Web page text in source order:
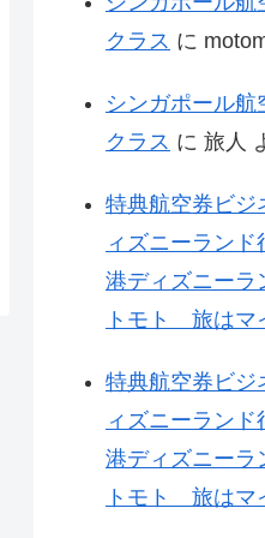
クラス に
シンガポール航
クラス に 旅人
特典航空券ビジ
ィズニーラン
港ディズニーラ
トモト 旅はマ
特典航空券ビジ
ィズニーラン
港ディズニーラ
トモト 旅はマ